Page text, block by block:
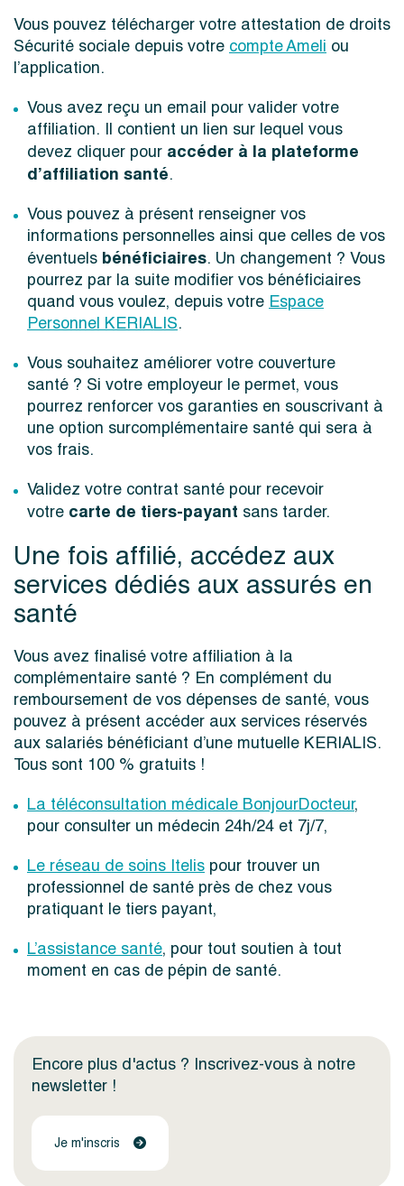
Vous pouvez télécharger votre attestation de droits
Sécurité sociale depuis votrecompte Ameli ou
l’application.
Vous avez reçu un email pour valider votre
affiliation. Il contient un lien sur lequel vous
devez cliquer pour accéder à la plateforme
d’affiliation santé.
Vous pouvez à présent renseigner vos
informations personnelles ainsi que celles de vos
éventuels bénéficiaires. Un changement ? Vous
pourrez par la suite modifier vos bénéficiaires
quand vous voulez, depuis votreEspace
Personnel KERIALIS.
Vous souhaitez améliorer votre couverture
santé ? Si votre employeur le permet, vous
pourrez renforcer vos garanties en souscrivant à
une option surcomplémentaire santé qui sera à
vos frais.
Validez votre contrat santé pour recevoir
votre carte de tiers-payant sans tarder.
Une fois affilié, accédez aux
services dédiés aux assurés en
santé
Vous avez finalisé votre affiliation à la
complémentaire santé ? En complément du
remboursement de vos dépenses de santé, vous
pouvez à présent accéder aux services réservés
aux salariés bénéficiant d’une mutuelle KERIALIS.
Tous sont 100 % gratuits !
La téléconsultation médicale BonjourDocteur,
pour consulter un médecin 24h/24 et 7j/7,
Le réseau de soins Itelis pour trouver un
professionnel de santé près de chez vous
pratiquant le tiers payant,
L’assistance santé, pour tout soutien à tout
moment en cas de pépin de santé.
Encore plus d'actus ? Inscrivez-vous à notre
newsletter !
Je m'inscris